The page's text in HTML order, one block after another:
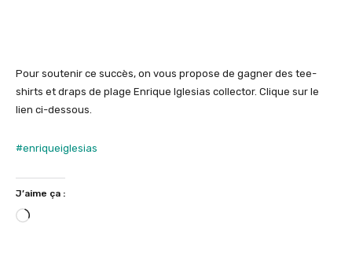
Pour soutenir ce succès, on vous propose de gagner des tee-
shirts et draps de plage Enrique Iglesias collector. Clique sur le
lien ci-dessous.
#enriqueiglesias
J’aime ça :
C